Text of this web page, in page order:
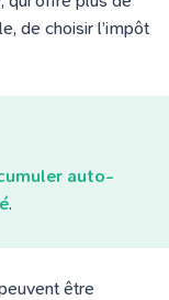
de choisir l’impôt
auto-
.
être